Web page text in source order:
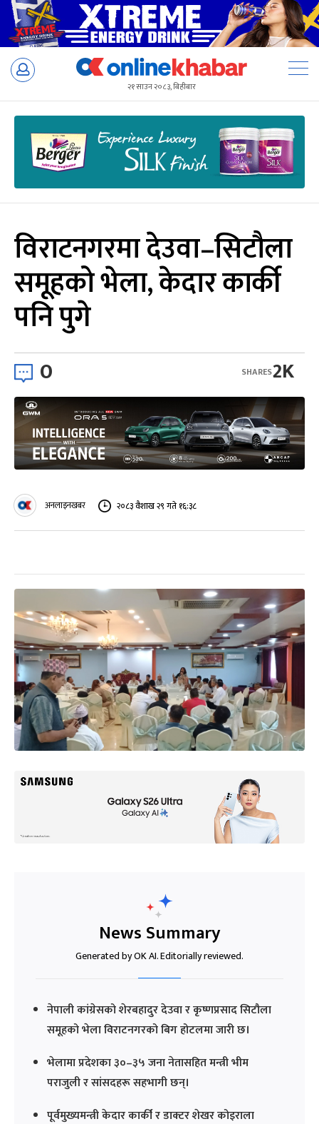
Skip
२१ साउन २०८३, बिहीबार
विराटनगरमा देउवा–सिटौला
समूहको भेला, केदार कार्की
पनि पुगे
0 2K
SHARES
अनलाइनखबर २०८३ वैशाख २९ गते १६:३८
News Summary
Generated by OK AI. Editorially reviewed.
नेपाली कांग्रेसको शेरबहादुर देउवा र कृष्णप्रसाद सिटौला
समूहको भेला विराटनगरको बिग होटलमा जारी छ।
भेलामा प्रदेशका ३०–३५ जना नेतासहित मन्त्री भीम
पराजुली र सांसदहरू सहभागी छन्।
पूर्वमुख्यमन्त्री केदार कार्की र डाक्टर शेखर कोइराला